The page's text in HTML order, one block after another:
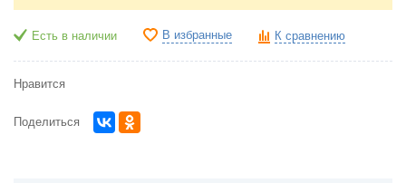
Есть в наличии В избранные К сравнению
Нравится
Поделиться